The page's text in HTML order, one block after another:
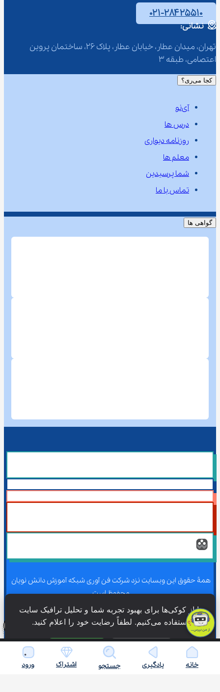
۰۲۱-۲۸۴۲۵۵۱۰
نشانی:
تهران، میدان عطار، خیابان عطار، پلاک 26، ساختمان پروین
اعتصامی، طبقه 3
کجا می‌ری؟
آی‌نو
درس ها
روزنامه دیواری
معلم ها
شما پرسیدین
تماس با ما
گواهی ها
همۀ حقوق این وبسایت نزد شرکت فن آوری شبکه آموزش دانش نویان
محفوظ است.
همۀ حقوق این وبسایت نزد شرکت فن آوری شبکه آموزش دانش نویان
محفوظ است.
خانه یادگیری جستجو اشتراک ورود
ما از کوکی‌ها برای بهبود تجربه شما و تحلیل ترافیک سایت
استفاده می‌کنیم. لطفاً رضایت خود را اعلام کنید.
فقط ضروری پذیرش همه